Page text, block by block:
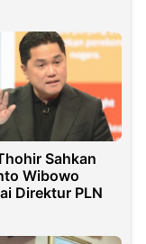
Sahkan
Wibowo
Direktur PLN